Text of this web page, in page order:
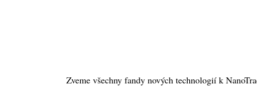
Zveme všechny fandy nových technologií k